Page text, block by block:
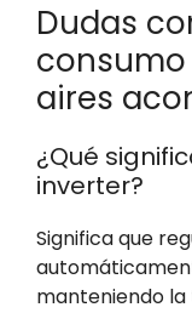
Dudas
aires
¿Qué
inverter?
Significa que
manteniendo